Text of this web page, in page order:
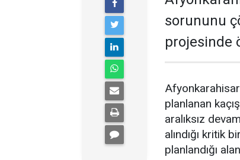
sorununu
projesinde
planlanan
aralıksız
alındığı kritik
planlandığı